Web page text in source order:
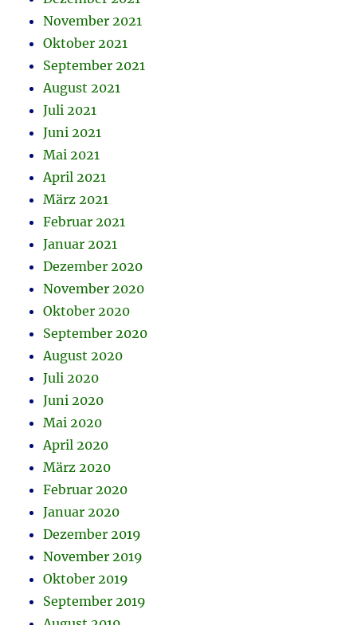
November 2021
Oktober 2021
September 2021
August 2021
Juli 2021
Juni 2021
Mai 2021
April 2021
März 2021
Februar 2021
Januar 2021
Dezember 2020
November 2020
Oktober 2020
September 2020
August 2020
Juli 2020
Juni 2020
Mai 2020
April 2020
März 2020
Februar 2020
Januar 2020
Dezember 2019
November 2019
Oktober 2019
September 2019